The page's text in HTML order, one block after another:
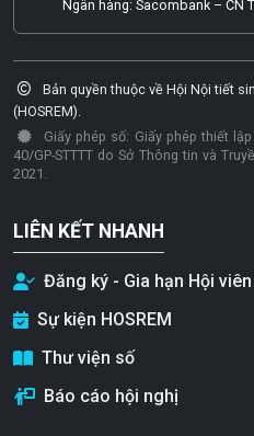
Ngân hàng: Sacombank – CN
Bản quyền thuộc về Hội Nội tiết
(HOSREM).
Giấy phép số: Giấy phép thiết
40/GP-STTTT do Sở Thông tin và
2021.
LIÊN KẾT NHANH
Đăng ký - Gia hạn Hội viên
Sự kiện HOSREM
Thư viện số
Báo cáo hội nghị